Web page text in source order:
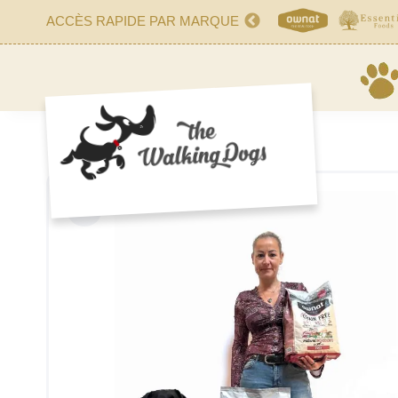
ACCÈS RAPIDE PAR MARQUE